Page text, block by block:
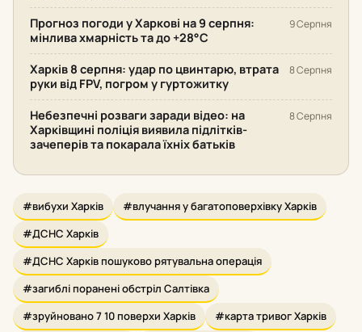
Прогноз погоди у Харкові на 9 серпня:
мінлива хмарність та до +28°С
9 Серпня
Харків 8 серпня: удар по цвинтарю, втрата
руки від FPV, погром у гуртожитку
8 Серпня
Небезпечні розваги заради відео: на
Харківщині поліція виявила підлітків-
зачеперів та покарала їхніх батьків
8 Серпня
#вибухи Харків
#влучання у багатоповерхівку Харків
#ДСНС Харків
#ДСНС Харків пошуково рятувальна операція
#загиблі поранені обстріл Салтівка
#зруйновано 7 10 поверхи Харків
#карта тривог Харків